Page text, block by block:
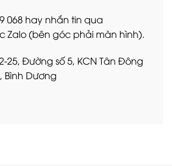
068 hay nhắn tin qua
Zalo (bên góc phải màn hình).
25, Đường số 5, KCN Tân Đông
Bình Dương